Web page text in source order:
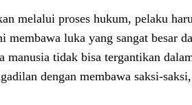
melalui proses hukum, pelaku
luka yang sangat besar
tidak bisa tergantikan
dengan membawa saksi-